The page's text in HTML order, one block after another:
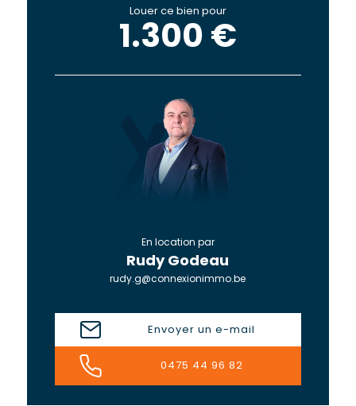
Louer ce bien pour
1.300 €
En location par
Rudy Godeau
rudy.g@connexionimmo.be
Envoyer un e-mail
0475 44 96 82